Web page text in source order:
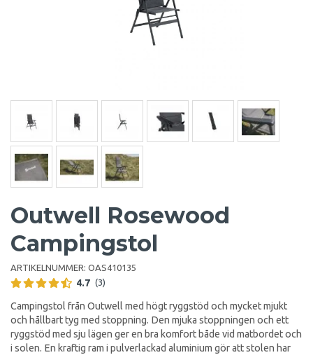
Outwell Rosewood
Campingstol
ARTIKELNUMMER: OAS410135
4.7 (3)
Campingstol från Outwell med högt ryggstöd och mycket mjukt
och hållbart tyg med stoppning. Den mjuka stoppningen och ett
ryggstöd med sju lägen ger en bra komfort både vid matbordet och
i solen. En kraftig ram i pulverlackad aluminium gör att stolen har